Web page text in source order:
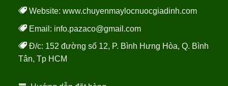
Website: www.chuyenmaylocnuocgiadinh.com
Email: info.pazaco@gmail.com
Đ/c: 152 đường số 12, P. Bình Hưng Hòa, Q. Bình
Tân, Tp HCM